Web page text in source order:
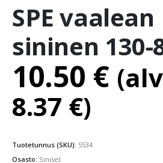
SPE vaalean
sininen 130-
10.50 €
8.37 €)
Tuotetunnus (SKU): 5534
Osasto: Siniset